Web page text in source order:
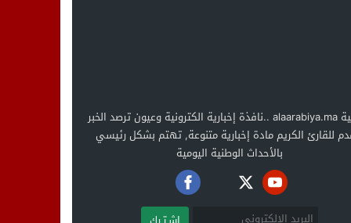
العربية alaarabiya.ma ..نافذة إخبارية الكترونية وعيون ترصد الخبر
للقارئ الكريم مادة إخبارية متنوعة, تهتم بشكل رئيسي
بالأحداث الوطنية اليومية